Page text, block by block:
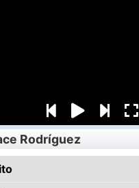
Rodríguez